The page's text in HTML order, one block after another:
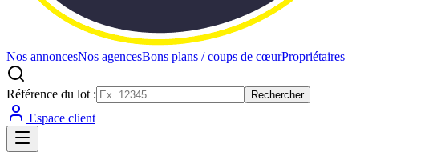
Nos annoncesNos agencesBons plans / coups de cœurPropriétaires
Référence du lot : Rechercher
Espace client